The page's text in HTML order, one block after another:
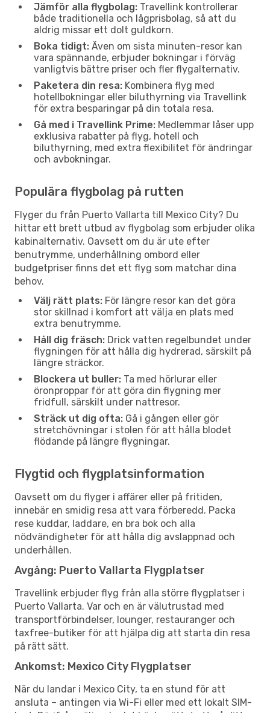
Jämför alla flygbolag: Travellink kontrollerar
både traditionella och lågprisbolag, så att du
aldrig missar ett dolt guldkorn.
Boka tidigt: Även om sista minuten-resor kan
vara spännande, erbjuder bokningar i förväg
vanligtvis bättre priser och fler flygalternativ.
Paketera din resa: Kombinera flyg med
hotellbokningar eller biluthyrning via Travellink
för extra besparingar på din totala resa.
Gå med i Travellink Prime: Medlemmar låser upp
exklusiva rabatter på flyg, hotell och
biluthyrning, med extra flexibilitet för ändringar
och avbokningar.
Populära flygbolag på rutten
Flyger du från Puerto Vallarta till Mexico City? Du
hittar ett brett utbud av flygbolag som erbjuder olika
kabinalternativ. Oavsett om du är ute efter
benutrymme, underhållning ombord eller
budgetpriser finns det ett flyg som matchar dina
behov.
Välj rätt plats: För längre resor kan det göra
stor skillnad i komfort att välja en plats med
extra benutrymme.
Håll dig fräsch: Drick vatten regelbundet under
flygningen för att hålla dig hydrerad, särskilt på
längre sträckor.
Blockera ut buller: Ta med hörlurar eller
öronproppar för att göra din flygning mer
fridfull, särskilt under nattresor.
Sträck ut dig ofta: Gå i gången eller gör
stretchövningar i stolen för att hålla blodet
flödande på längre flygningar.
Flygtid och flygplatsinformation
Oavsett om du flyger i affärer eller på fritiden,
innebär en smidig resa att vara förberedd. Packa
rese kuddar, laddare, en bra bok och alla
nödvändigheter för att hålla dig avslappnad och
underhållen.
Avgång: Puerto Vallarta Flygplatser
Travellink erbjuder flyg från alla större flygplatser i
Puerto Vallarta. Var och en är välutrustad med
transportförbindelser, lounger, restauranger och
taxfree-butiker för att hjälpa dig att starta din resa
på rätt sätt.
Ankomst: Mexico City Flygplatser
När du landar i Mexico City, ta en stund för att
ansluta – antingen via Wi-Fi eller med ett lokalt SIM-